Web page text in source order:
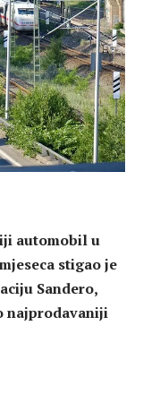
automobil u
stigao je
Sandero,
najprodavaniji